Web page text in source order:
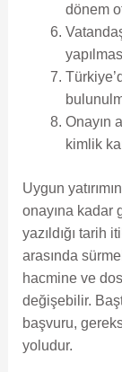
dönem
Onayın
kimlik
Uygun
onayına kadar
yazıldığı tarih
arasında
hacmine ve
değişebilir.
başvuru,
yoludur.